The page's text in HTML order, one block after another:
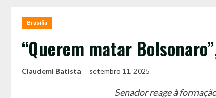
Brasília
“Querem matar
Claudemi Batista setembro 11, 2025
Senador reage à